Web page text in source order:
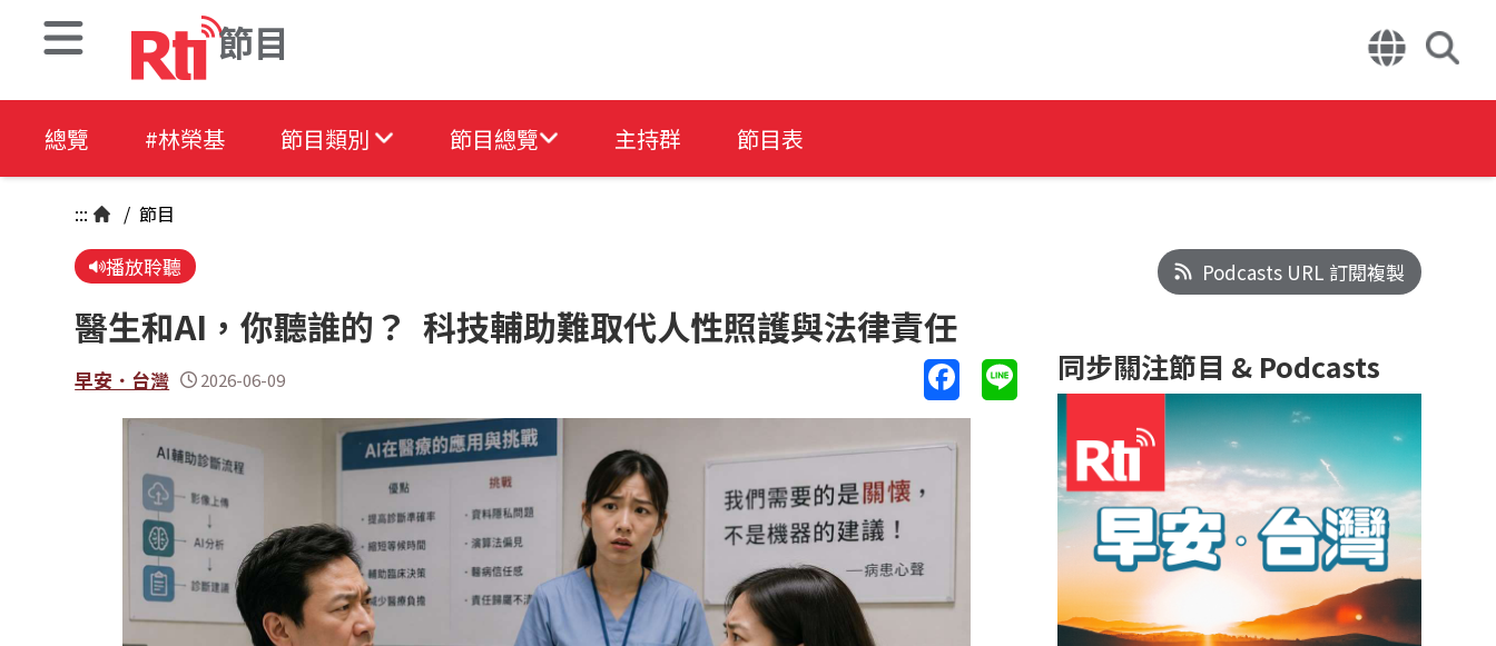
節目
總覽 #林榮基 節目類別 節目總覽 主持群 節目表
::: / 節目
播放聆聽
醫生和AI，你聽誰的？ 科技輔助難取代人性照護與法律責任
早安．台灣 2026-06-09
Podcasts URL 訂閱複製
同步關注節目 & Podcasts